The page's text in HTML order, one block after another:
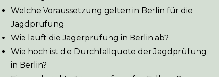
Welche Voraussetzung gelten in Berlin für die
Jagdprüfung
Wie läuft die Jägerprüfung in Berlin ab?
Wie hoch ist die Durchfallquote der Jagdprüfung
in Berlin?